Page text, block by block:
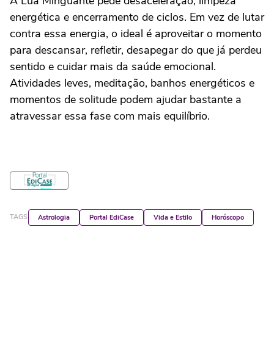
energética e encerramento de ciclos. Em vez de lutar
contra essa energia, o ideal é aproveitar o momento
para descansar, refletir, desapegar do que já perdeu
sentido e cuidar mais da saúde emocional.
Atividades leves, meditação, banhos energéticos e
momentos de solitude podem ajudar bastante a
atravessar essa fase com mais equilíbrio.
TAGS Astrologia Portal EdiCase Vida e Estilo Horóscopo